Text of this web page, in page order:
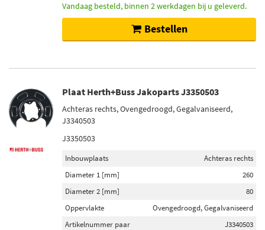
Vandaag besteld, binnen 2 werkdagen bij u geleverd.
Bestellen
Plaat Herth+Buss Jakoparts J3350503
Achteras rechts, Ovengedroogd, Gegalvaniseerd,
J3340503
J3350503
Inbouwplaats
Achteras rechts
Diameter 1 [mm]
260
Diameter 2 [mm]
80
Oppervlakte
Ovengedroogd, Gegalvaniseerd
Artikelnummer paar
J3340503